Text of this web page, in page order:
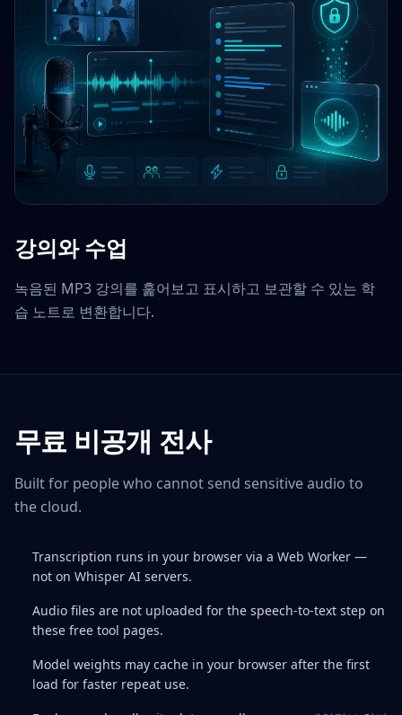
강의와 수업
녹음된 MP3 강의를 훑어보고 표시하고 보관할 수 있는 학
습 노트로 변환합니다.
무료 비공개 전사
Built for people who cannot send sensitive audio to
the cloud.
Transcription runs in your browser via a Web Worker —
not on Whisper AI servers.
Audio files are not uploaded for the speech-to-text step on
these free tool pages.
Model weights may cache in your browser after the first
load for faster repeat use.